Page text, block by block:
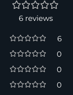
6 reviews
6
0
0
0